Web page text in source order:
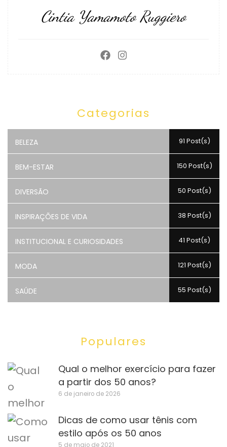
Cintia Yamamoto Ruggiero
Categorias
BELEZA 91 Post(s)
BEM-ESTAR 150 Post(s)
DIVERSÃO 50 Post(s)
INSPIRAÇÕES DE VIDA 38 Post(s)
INSTITUCIONAL E CURIOSIDADES 41 Post(s)
MODA 121 Post(s)
SAÚDE 55 Post(s)
Populares
Qual o melhor exercício para fazer
a partir dos 50 anos?
6 de janeiro de 2026
Dicas de como usar tênis com
estilo após os 50 anos
5 de maio de 2021